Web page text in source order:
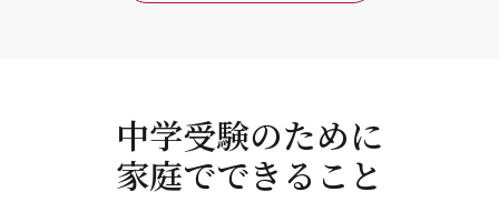
中学受験のために
家庭でできること